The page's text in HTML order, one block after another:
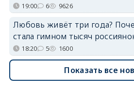
19:00 6 9626
Любовь живёт три года?
стала гимном тысяч
18:20 5 1600
Показать все